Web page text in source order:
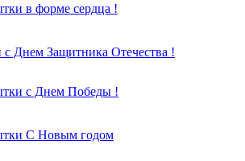
в форме сердца !
Днем Защитника Отечества !
с Днем Победы !
С Новым годом